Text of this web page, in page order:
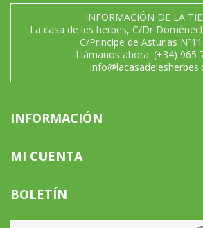
INFORMACIÓN DE LA
La casa de les herbes, C/Dr
C/Principe de Asturias
Llámanos ahora: (+34) 965
INFORMACIÓN
MI CUENTA
BOLETÍN